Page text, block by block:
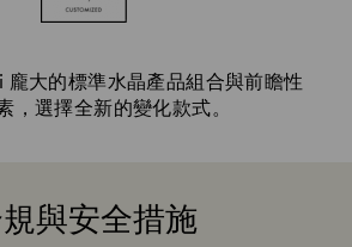
大的標準水晶產品組合與前瞻性
，選擇全新的變化款式。
與安全措施